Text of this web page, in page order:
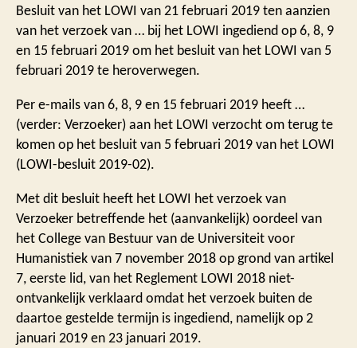
Besluit van het LOWI van 21 februari 2019 ten aanzien
van het verzoek van … bij het LOWI ingediend op 6, 8, 9
en 15 februari 2019 om het besluit van het LOWI van 5
februari 2019 te heroverwegen.
Per e-mails van 6, 8, 9 en 15 februari 2019 heeft …
(verder: Verzoeker) aan het LOWI verzocht om terug te
komen op het besluit van 5 februari 2019 van het LOWI
(LOWI-besluit 2019-02).
Met dit besluit heeft het LOWI het verzoek van
Verzoeker betreffende het (aanvankelijk) oordeel van
het College van Bestuur van de Universiteit voor
Humanistiek van 7 november 2018 op grond van artikel
7, eerste lid, van het Reglement LOWI 2018 niet-
ontvankelijk verklaard omdat het verzoek buiten de
daartoe gestelde termijn is ingediend, namelijk op 2
januari 2019 en 23 januari 2019.